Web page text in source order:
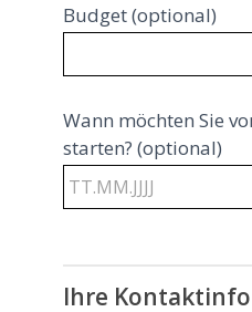
Budget (optional)
Wann möchten Sie
starten? (optional)
Ihre